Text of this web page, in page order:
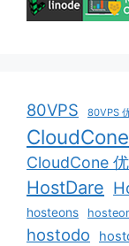
80VPS 80VPS
CloudCone
CloudCone
HostDare
hosteons
hostodo